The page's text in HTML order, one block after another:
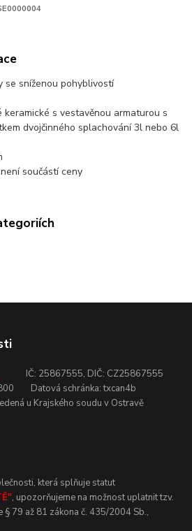
se sníženou pohyblivostí
keramické s vestavěnou armaturou s
dvojčinného splachování 3l nebo 6l
součástí ceny
IČ: 25867555, DIČ: CZ25867555
Datová schránka: txcan4b
u Krajského soudu v Ostravě
která splňuje statut
, upozorňujeme na možnost uplatnit tzv.
§ 79 až 81 zákona č. 435/2004 Sb.,